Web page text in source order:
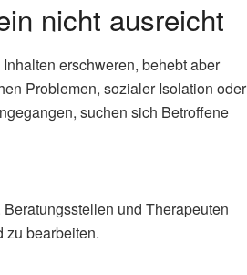
nicht ausreicht
erschweren, behebt aber
Problemen, sozialer Isolation oder
suchen sich Betroffene
und Therapeuten
zu bearbeiten.